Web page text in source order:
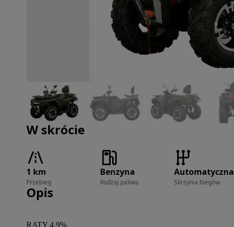
Zdjęcie 1 z 21
W skrócie
1 km
Przebieg
Benzyna
Rodzaj paliwa
Automatyczna
Skrzynia biegów
Opis
RATY 4,9%